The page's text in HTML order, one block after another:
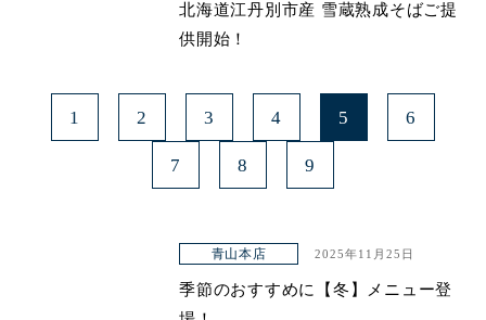
北海道江丹別市産 雪蔵熟成そばご提
供開始！
1 2 3 4 5 6
7 8 9
青山本店 2025年11月25日
季節のおすすめに【冬】メニュー登